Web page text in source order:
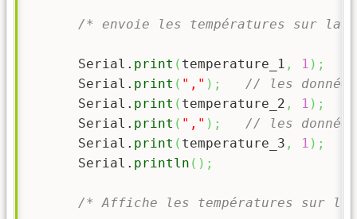
/* envoie les températures sur
      Serial.
print ( temperature_1 , 1 ) ;
      Serial.
print ( "," ) ;
// les
      Serial.
print ( temperature_2 , 1 ) ;
      Serial.
print ( "," ) ;
// les
      Serial.
print ( temperature_3 , 1 ) ;
      Serial.
println ( ) ;
/* Affiche les températures sur